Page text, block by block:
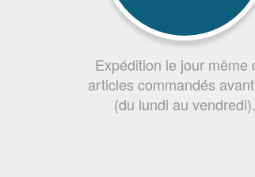
Expédition le jour même
articles commandés
(du lundi au vendredi).